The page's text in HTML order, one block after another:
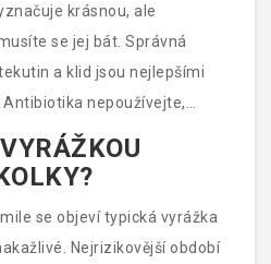
krásnou, ale
se jej bát. Správná
a klid jsou nejlepšími
nepoužívejte,
důvod. Sledujte varovné
chronické onemocnění
ke svému běžnému
se objeví typická vyrážka
Nejrizikovější období